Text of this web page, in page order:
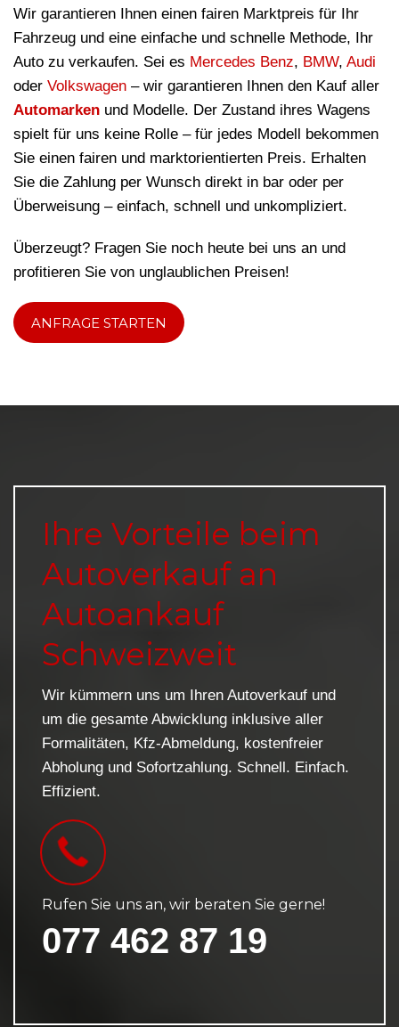
Wir garantieren Ihnen einen fairen Marktpreis für Ihr
Fahrzeug und eine einfache und schnelle Methode, Ihr
Auto zu verkaufen. Sei es Mercedes Benz, BMW, Audi
oder Volkswagen – wir garantieren Ihnen den Kauf aller
Automarken und Modelle. Der Zustand ihres Wagens
spielt für uns keine Rolle – für jedes Modell bekommen
Sie einen fairen und marktorientierten Preis. Erhalten
Sie die Zahlung per Wunsch direkt in bar oder per
Überweisung – einfach, schnell und unkompliziert.
Überzeugt? Fragen Sie noch heute bei uns an und
profitieren Sie von unglaublichen Preisen!
ANFRAGE STARTEN
Ihre Vorteile beim
Autoverkauf an
Autoankauf
Schweizweit
Wir kümmern uns um Ihren Autoverkauf und
um die gesamte Abwicklung inklusive aller
Formalitäten, Kfz-Abmeldung, kostenfreier
Abholung und Sofortzahlung. Schnell. Einfach.
Effizient.
Rufen Sie uns an, wir beraten Sie gerne!
077 462 87 19